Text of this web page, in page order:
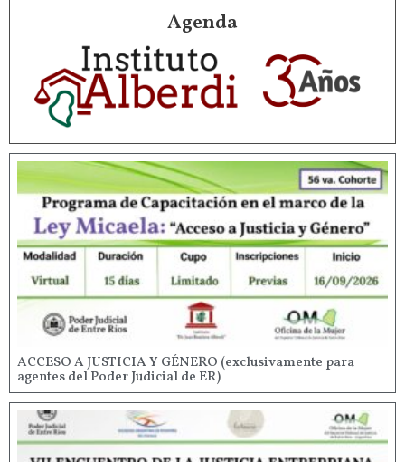
Agenda
ACCESO A JUSTICIA Y GÉNERO (exclusivamente para
agentes del Poder Judicial de ER)